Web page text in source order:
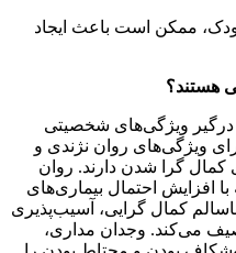
ممکن است باعث ایجاد
هستند؟
درگیر ویژگی‌های شخصیتی
ویژگی‌های روان نژندی و
کمال گرا شدن دارند. روان
افزایش احتمال بیماری‌های
کمال گرایی، آسیب‌پذیری
می‌کند. وجدان مداری،